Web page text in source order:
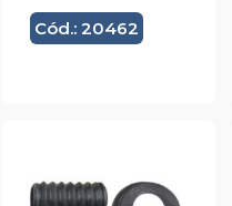
Cód.: 20462